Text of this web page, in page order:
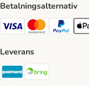
Betalningsalternativ
VISA Payment Method
MastercardPaypal
Leverans
Postnord Shipping